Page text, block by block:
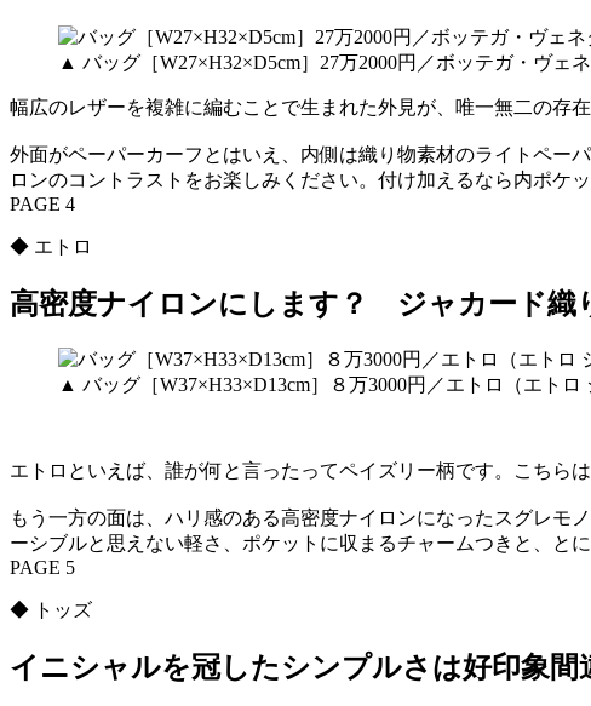
▲ バッグ［W27×H32×D5cm］27万2000円／ボッテガ・ヴェ
幅広のレザーを複雑に編むことで生まれた外見が、唯一無二の存
外面がペーパーカーフとはいえ、内側は織り物素材のライトペー
ロンのコントラストをお楽しみください。付け加えるなら内ポケ
PAGE 4
◆ エトロ
高密度ナイロンにします？ ジャカード
▲ バッグ［W37×H33×D13cm］８万3000円／エトロ（エトロ
エトロといえば、誰が何と言ったってペイズリー柄です。こちら
もう一方の面は、ハリ感のある高密度ナイロンになったスグレモ
ーシブルと思えない軽さ、ポケットに収まるチャームつきと、と
PAGE 5
◆ トッズ
イニシャルを冠したシンプルさは好印象間